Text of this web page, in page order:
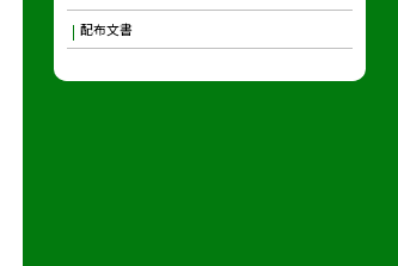
配布文書